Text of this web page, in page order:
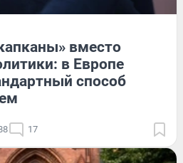
вместо
в Европе
способ
17